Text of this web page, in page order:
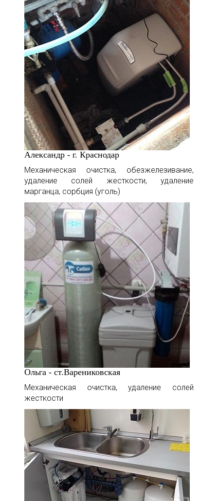
Александр - г. Краснодар
Механическая очистка, обезжелезивание,
удаление солей жесткости, удаление
марганца, сорбция (уголь)
Ольга - ст.Варениковская
Механическая очистка, удаление солей
жесткости